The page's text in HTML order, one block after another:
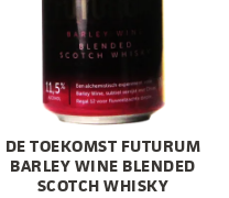
DE TOEKOMST FUTURUM
BARLEY WINE BLENDED
SCOTCH WHISKY